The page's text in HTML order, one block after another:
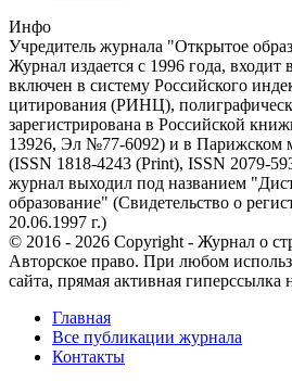
Инфо
Учредитель журнала "Открытое
Журнал издается с 1996 года,
включен в систему Российского
цитирования (РИНЦ),
зарегистрирована в Российской
13926, Эл №77-6092) и в Парижском
(ISSN 1818-4243 (Print), ISSN 2079-
журнал выходил под названием
образование" (Свидетельство о
20.06.1997 г.)
© 2016 - 2026 Copyright - Журнал о
Авторское право. При любом
сайта, прямая активная гиперссылка
Главная
Все публикации журнала
Контакты